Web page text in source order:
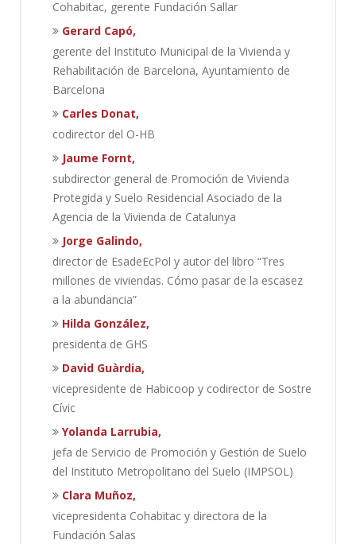
Cohabitac, gerente Fundación Sallar
Gerard Capó,
gerente del Instituto Municipal de la Vivienda y
Rehabilitación de Barcelona, Ayuntamiento de
Barcelona
Carles Donat,
codirector del O-HB
Jaume Fornt,
subdirector general de Promoción de Vivienda
Protegida y Suelo Residencial Asociado de la
Agencia de la Vivienda de Catalunya
Jorge Galindo,
director de EsadeEcPol y autor del libro “Tres
millones de viviendas. Cómo pasar de la escasez
a la abundancia”
Hilda González,
presidenta de GHS
David Guàrdia,
vicepresidente de Habicoop y codirector de Sostre
Cívic
Yolanda Larrubia,
jefa de Servicio de Promoción y Gestión de Suelo
del Instituto Metropolitano del Suelo (IMPSOL)
Clara Muñoz,
vicepresidenta Cohabitac y directora de la
Fundación Salas